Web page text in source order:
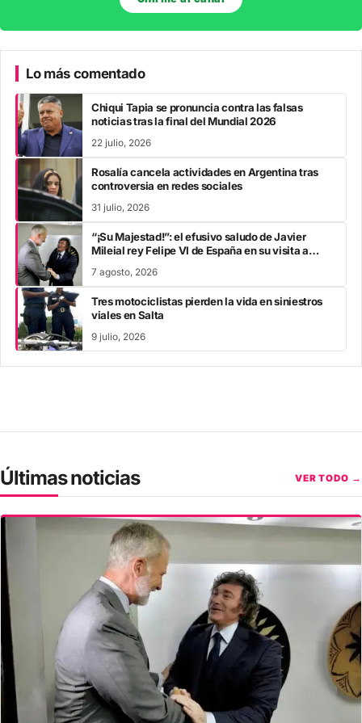
Lo más comentado
Chiqui Tapia se pronuncia contra las falsas
noticias tras la final del Mundial 2026
22 julio, 2026
Rosalía cancela actividades en Argentina tras
controversia en redes sociales
31 julio, 2026
“¡Su Majestad!”: el efusivo saludo de Javier
Mileial rey Felipe VI de España en su visita a
7 agosto, 2026
Tres motociclistas pierden la vida en siniestros
viales en Salta
9 julio, 2026
Últimas noticias VER TODO →